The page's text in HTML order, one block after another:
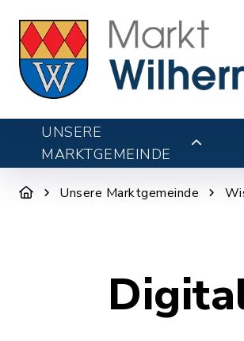
UNSERE
MARKTGEMEINDE
Unsere Marktgemeinde